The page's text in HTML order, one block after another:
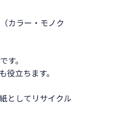
カラー・モノク
す。
立ちます。
としてリサイクル